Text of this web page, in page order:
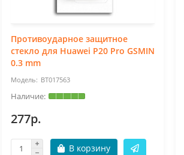
Противоударное защитное
стекло для Huawei P20 Pro GSMIN
0.3 mm
BT017563
277р.
В корзину